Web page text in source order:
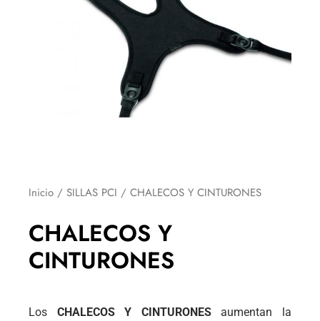
Inicio / SILLAS PCI / CHALECOS Y CINTURONES
CHALECOS Y
CINTURONES
Los CHALECOS Y CINTURONESaumentan la